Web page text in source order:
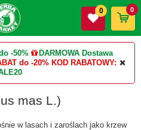
-50%
DARMOWA Dostawa
do -20% KOD RABATOWY:
0 0
mas L.)
w lasach i zaroślach jako krzew